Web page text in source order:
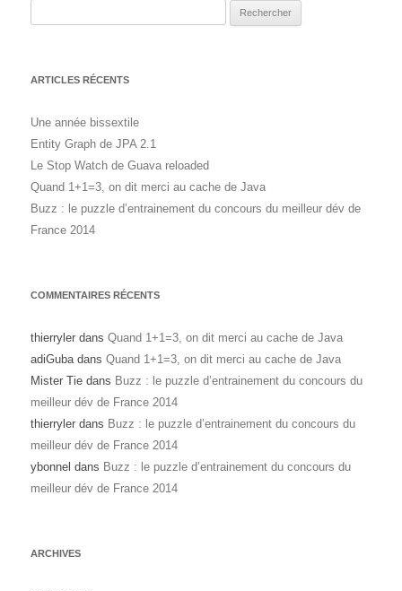
ARTICLES RÉCENTS
Une année bissextile
Entity Graph de JPA 2.1
Le Stop Watch de Guava reloaded
Quand 1+1=3, on dit merci au cache de Java
Buzz : le puzzle d’entrainement du concours du meilleur dév de
France 2014
COMMENTAIRES RÉCENTS
thierryler dans Quand 1+1=3, on dit merci au cache de Java
adiGubadans Quand 1+1=3, on dit merci au cache de Java
Mister Tie dans Buzz : le puzzle d’entrainement du concours du
meilleur dév de France 2014
thierryler dans Buzz : le puzzle d’entrainement du concours du
meilleur dév de France 2014
ybonnel dans Buzz : le puzzle d’entrainement du concours du
meilleur dév de France 2014
ARCHIVES